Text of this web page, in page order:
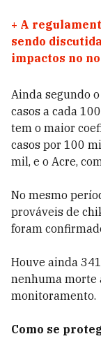
+ A
sendo
impactos no
Ainda segundo
casos a cada
tem o maior
casos por 100
mil, e o Acre,
No mesmo
prováveis de
foram
Houve ainda
nenhuma morte
monitoramento.
Como se